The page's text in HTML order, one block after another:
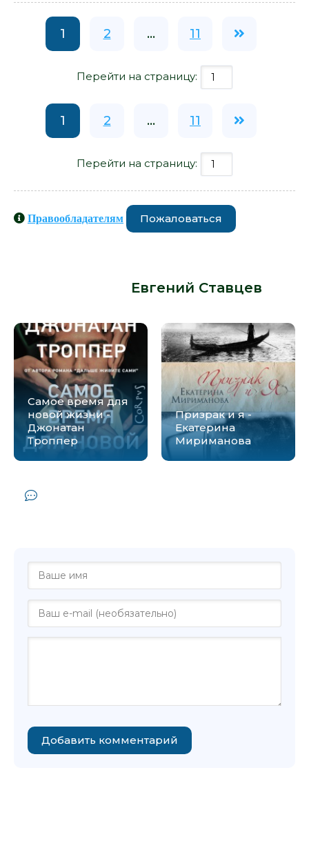
1 2 ... 11
Перейти на страницу:
1 2 ... 11
Перейти на страницу:
Правообладателям Пожаловаться
Евгений Ставцев
Самое время для
новой жизни -
Джонатан
Троппер
Призрак и я -
Екатерина
Мириманова
Добавить комментарий